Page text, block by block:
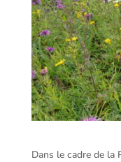
Dans le cadre de la